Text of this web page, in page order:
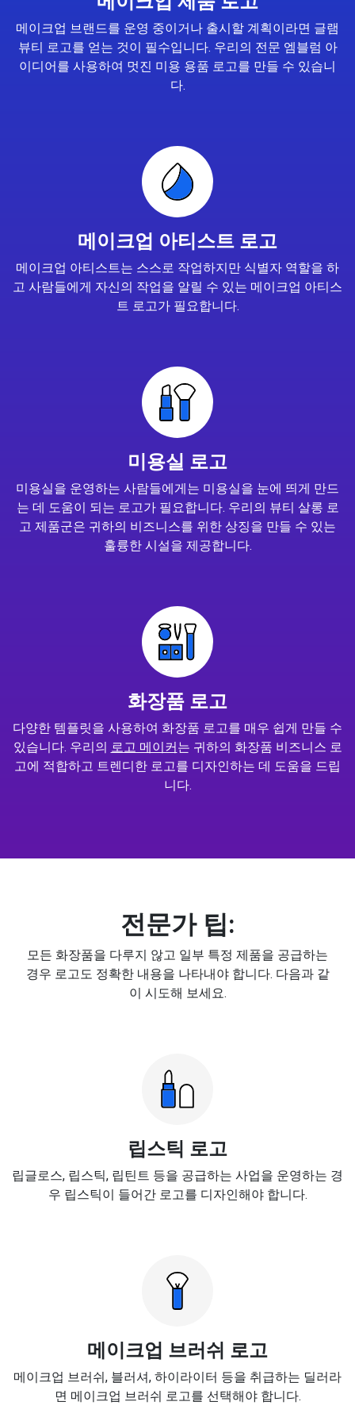
메이크업 브랜드를 운영 중이거나 출시할 계획이라면 글램
뷰티 로고를 얻는 것이 필수입니다. 우리의 전문 엠블럼 아
이디어를 사용하여 멋진 미용 용품 로고를 만들 수 있습니
다.
메이크업 아티스트 로고
메이크업 아티스트는 스스로 작업하지만 식별자 역할을 하
고 사람들에게 자신의 작업을 알릴 수 있는 메이크업 아티스
트 로고가 필요합니다.
미용실 로고
미용실을 운영하는 사람들에게는 미용실을 눈에 띄게 만드
는 데 도움이 되는 로고가 필요합니다. 우리의 뷰티 살롱 로
고 제품군은 귀하의 비즈니스를 위한 상징을 만들 수 있는
훌륭한 시설을 제공합니다.
화장품 로고
다양한 템플릿을 사용하여 화장품 로고를 매우 쉽게 만들 수
있습니다. 우리의 로고 메이커는 귀하의 화장품 비즈니스 로
고에 적합하고 트렌디한 로고를 디자인하는 데 도움을 드립
니다.
전문가 팁:
모든 화장품을 다루지 않고 일부 특정 제품을 공급하는
경우 로고도 정확한 내용을 나타내야 합니다. 다음과 같
이 시도해 보세요.
립스틱 로고
립글로스, 립스틱, 립틴트 등을 공급하는 사업을 운영하는 경
우 립스틱이 들어간 로고를 디자인해야 합니다.
메이크업 브러쉬 로고
메이크업 브러쉬, 블러셔, 하이라이터 등을 취급하는 딜러라
면 메이크업 브러쉬 로고를 선택해야 합니다.